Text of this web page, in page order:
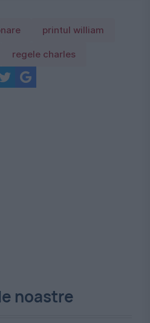
printul william
regele charles
noastre